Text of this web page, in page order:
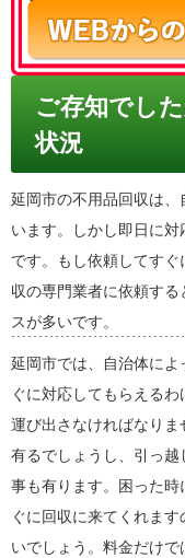
ご存知でし
状況
延岡市の不用品回収は
います。しかし即日に
です。もし依頼してす
収の専門業者に依頼す
スが多いです。
延岡市では、自治体に
ぐに対応してもらえる
運び出さなければなりま
有るでしょうし、引っ越
事も有ります。困った
ぐに回収に来てくれま
いでしょう。料金だけ